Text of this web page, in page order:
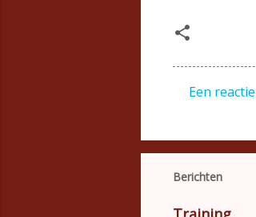
a
c
Een
Berichten